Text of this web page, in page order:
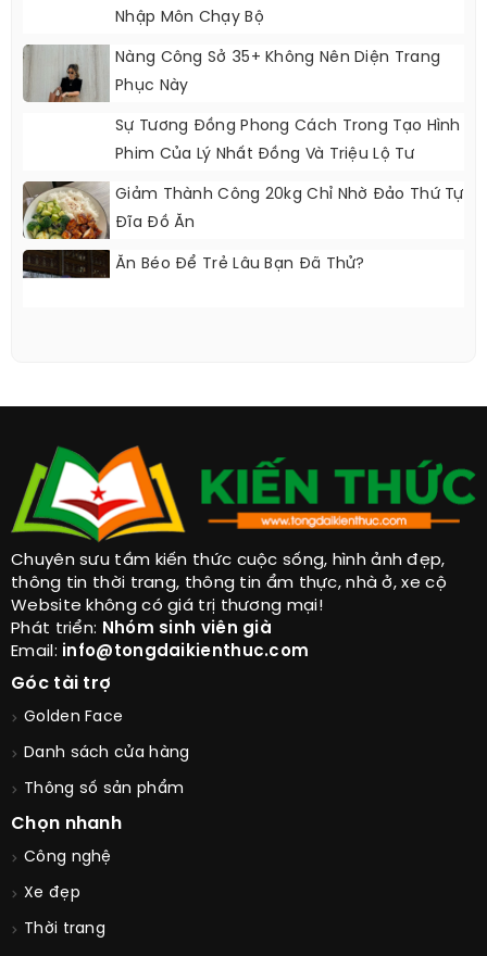
Nhập Môn Chạy Bộ
Nàng Công Sở 35+ Không Nên Diện Trang
Phục Này
Sự Tương Đồng Phong Cách Trong Tạo Hình
Phim Của Lý Nhất Đồng Và Triệu Lộ Tư
Giảm Thành Công 20kg Chỉ Nhờ Đảo Thứ Tự
Đĩa Đồ Ăn
Ăn Béo Để Trẻ Lâu Bạn Đã Thử?
Chuyên sưu tầm kiến thức cuộc sống, hình ảnh đẹp,
thông tin thời trang, thông tin ẩm thực, nhà ở, xe cộ
Website không có giá trị thương mại!
Phát triển: Nhóm sinh viên già
Email: info@tongdaikienthuc.com
Góc tài trợ
Golden Face
Danh sách cửa hàng
Thông số sản phẩm
Chọn nhanh
Công nghệ
Xe đẹp
Thời trang